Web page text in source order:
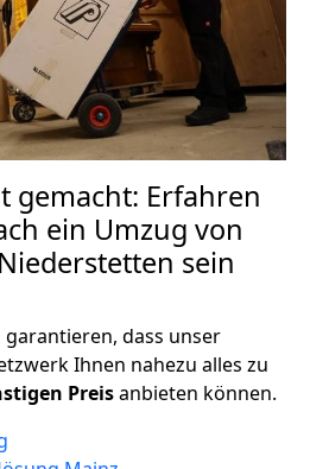
gemacht: Erfahren
ein Umzug von
sein
dass unser
Ihnen nahezu alles zu
Preisanbieten können.